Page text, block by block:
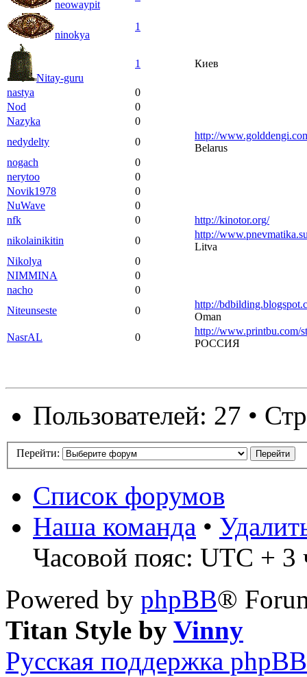
neowaypit
ninokya
1
Nitay-guru
1 Киев
nastya
0
Nod
0
Nazyka
0
nedydelty
0
http://
Belarus
nogach
0
nerytoo
0
Novik1978
0
NuWave
0
nfk
0
http://kinotor.org/
nikolainikitin
0
http://
Litva
Nikolya
0
NIMMINA
0
nacho
0
Niteunseste
0
http://
Oman
NasrAL
0
http://www.printbu.com/
РОССИЯ
Пользователей: 27 •
Перейти:
Список форумов
Наша команда •
Часовой пояс: UTC + 3
Powered by phpBB®
Titan Style by Vinny
Русская поддержка phpBB